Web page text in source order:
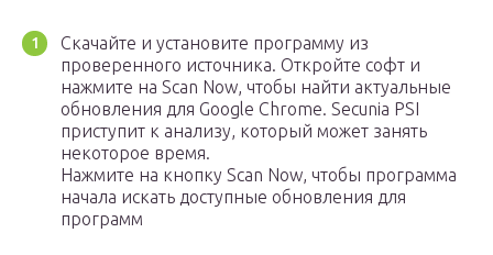
Скачайте и установите программу из
проверенного источника. Откройте софт и
нажмите на Scan Now, чтобы найти актуальные
обновления для Google Chrome. Secunia PSI
приступит к анализу, который может занять
некоторое время.
Нажмите на кнопку Scan Now, чтобы программа
начала искать доступные обновления для
программ